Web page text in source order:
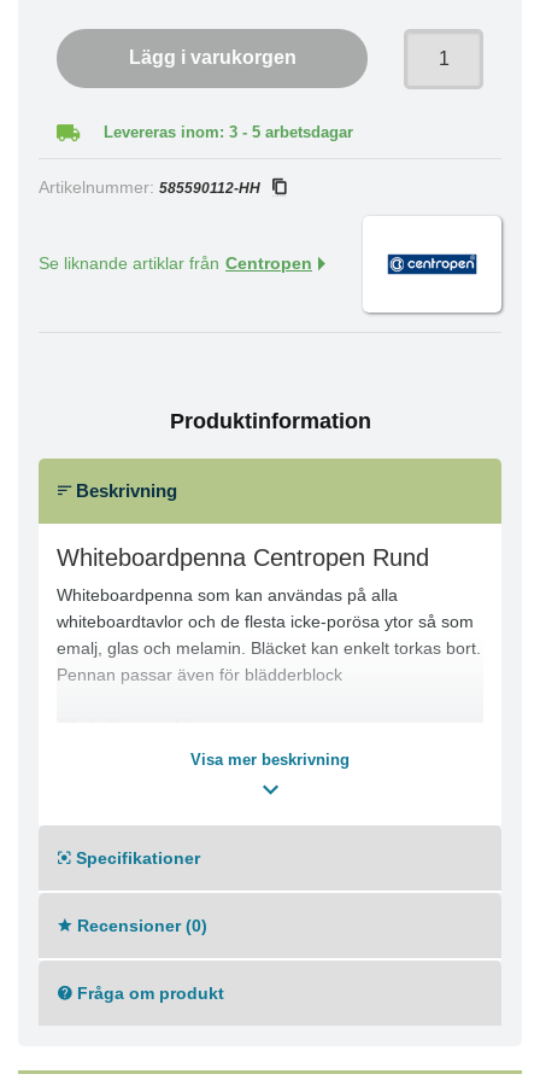
Lägg i varukorgen
Levereras inom: 3 - 5 arbetsdagar
Artikelnummer: 585590112-HH
Se liknande artiklar från Centropen
Produktinformation
Beskrivning
Whiteboardpenna Centropen Rund
Whiteboardpenna som kan användas på alla
whiteboardtavlor och de flesta icke-porösa ytor så som
emalj, glas och melamin. Bläcket kan enkelt torkas bort.
Pennan passar även för blädderblock
Skrivfärg: Svart, Blå, Grön, Röd
Färg pennkropp: Vit
Visa mer beskrivning
Specifikationer
Recensioner (0)
Fråga om produkt